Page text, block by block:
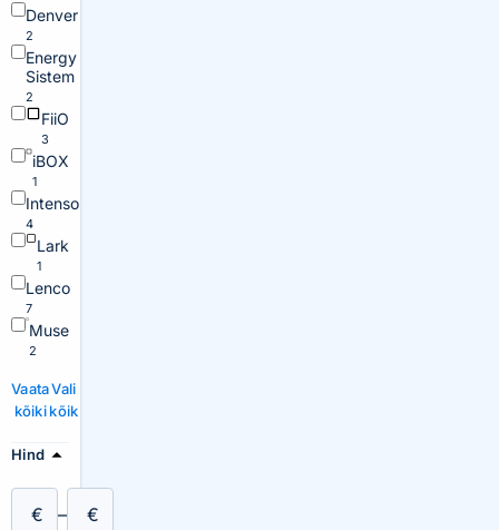
Denver
2
Energy
Sistem
2
FiiO
3
iBOX
1
Intenso
4
Lark
1
Lenco
7
Muse
2
Vaata
kõiki
Vali
kõik
Hind
€ – €